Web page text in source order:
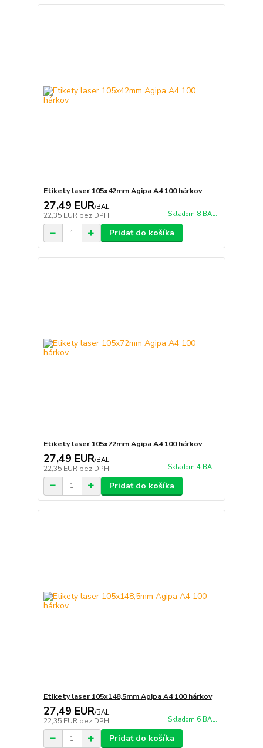
Etikety laser 105x42mm Agipa A4 100 hárkov
27,49 EUR/BAL.
22,35 EUR bez DPH Skladom 8 BAL.
Pridať do košíka
Etikety laser 105x72mm Agipa A4 100 hárkov
27,49 EUR/BAL.
22,35 EUR bez DPH Skladom 4 BAL.
Pridať do košíka
Etikety laser 105x148,5mm Agipa A4 100 hárkov
27,49 EUR/BAL.
22,35 EUR bez DPH Skladom 6 BAL.
Pridať do košíka